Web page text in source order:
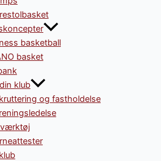
basketball
basket
klub
og fastholdelse